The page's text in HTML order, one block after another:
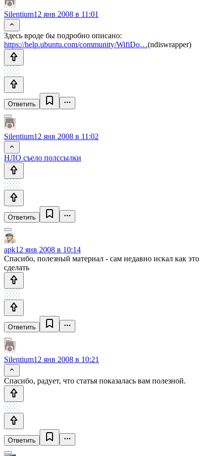
Silentium12 янв 2008 в 11:01
Здесь вроде бы подробно описано:
https://help.ubuntu.com/community/WifiDo…(ndiswrapper)
Ответить
Silentium12 янв 2008 в 11:02
НЛО съело полссылки
Ответить
apk12 янв 2008 в 10:14
Спасибо, полезный материал - сам недавно искал как это
сделать
Ответить
Silentium12 янв 2008 в 10:21
Спасибо, радует, что статья показалась вам полезной.
Ответить